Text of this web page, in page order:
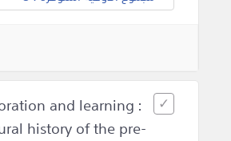
and learning :
history of the pre-